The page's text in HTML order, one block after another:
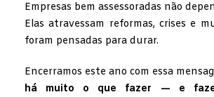
Empresas bem assessoradas não
Elas atravessam reformas, crises e
foram pensadas para durar.
Encerramos este ano com essa
há muito o que fazer — e